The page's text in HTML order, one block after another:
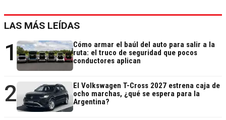
LAS MÁS LEÍDAS
1
Cómo armar el baúl del auto para salir a la
ruta: el truco de seguridad que pocos
conductores aplican
2
El Volkswagen T-Cross 2027 estrena caja de
ocho marchas, ¿qué se espera para la
Argentina?